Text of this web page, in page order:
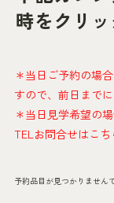
時をクリ
＊当日ご予約の場
すので、前日まで
＊当日見学希望の
TELお問合せはこち
予約品目が見つかりません